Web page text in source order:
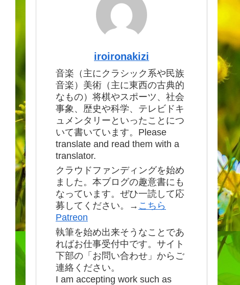
iroironakizi
音楽（主にクラシック系や民族
音楽）美術（主に東西の古典的
なもの）将棋やスポーツ、社会
事象、歴史や科学、テレビドキ
ュメンタリーといったことにつ
いて書いています。Please
translate and read them with a
translator.
クラウドファンディングを始め
ました。本ブログの趣意書にも
なっています。ぜひ一読して応
募してください。→ こちら
Patreon
執筆を始め出来そうなことであ
ればお仕事受付中です。サイト
下部の「お問い合わせ」からご
連絡ください。
I am accepting work such as